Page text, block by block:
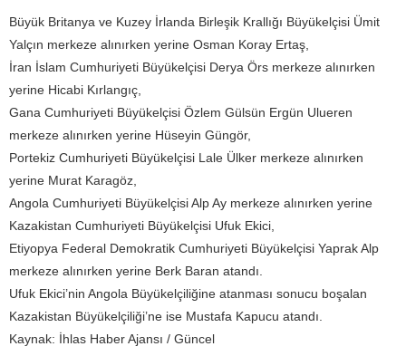
Büyük Britanya ve Kuzey İrlanda Birleşik Krallığı Büyükelçisi Ümit
Yalçın merkeze alınırken yerine Osman Koray Ertaş,
İran İslam Cumhuriyeti Büyükelçisi Derya Örs merkeze alınırken
yerine Hicabi Kırlangıç,
Gana Cumhuriyeti Büyükelçisi Özlem Gülsün Ergün Ulueren
merkeze alınırken yerine Hüseyin Güngör,
Portekiz Cumhuriyeti Büyükelçisi Lale Ülker merkeze alınırken
yerine Murat Karagöz,
Angola Cumhuriyeti Büyükelçisi Alp Ay merkeze alınırken yerine
Kazakistan Cumhuriyeti Büyükelçisi Ufuk Ekici,
Etiyopya Federal Demokratik Cumhuriyeti Büyükelçisi Yaprak Alp
merkeze alınırken yerine Berk Baran atandı.
Ufuk Ekici’nin Angola Büyükelçiliğine atanması sonucu boşalan
Kazakistan Büyükelçiliği’ne ise Mustafa Kapucu atandı.
Kaynak: İhlas Haber Ajansı / Güncel